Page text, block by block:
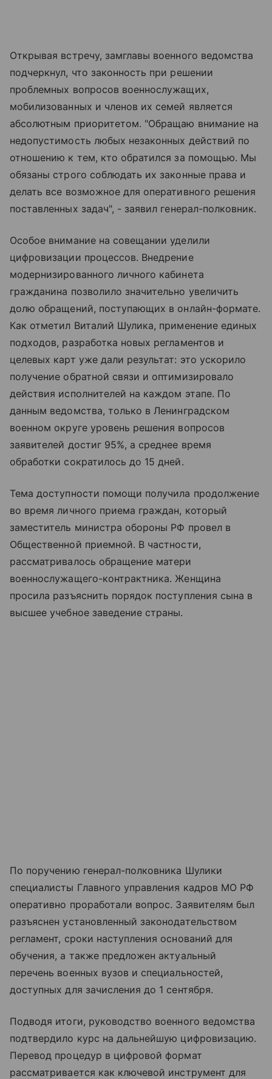
Открывая встречу, замглавы военного ведомства
подчеркнул, что законность при решении
проблемных вопросов военнослужащих,
мобилизованных и членов их семей является
абсолютным приоритетом. "Обращаю внимание на
недопустимость любых незаконных действий по
отношению к тем, кто обратился за помощью. Мы
обязаны строго соблюдать их законные права и
делать все возможное для оперативного решения
поставленных задач", - заявил генерал-полковник.
Особое внимание на совещании уделили
цифровизации процессов. Внедрение
модернизированного личного кабинета
гражданина позволило значительно увеличить
долю обращений, поступающих в онлайн-формате.
Как отметил Виталий Шулика, применение единых
подходов, разработка новых регламентов и
целевых карт уже дали результат: это ускорило
получение обратной связи и оптимизировало
действия исполнителей на каждом этапе. По
данным ведомства, только в Ленинградском
военном округе уровень решения вопросов
заявителей достиг 95%, а среднее время
обработки сократилось до 15 дней.
Тема доступности помощи получила продолжение
во время личного приема граждан, который
заместитель министра обороны РФ провел в
Общественной приемной. В частности,
рассматривалось обращение матери
военнослужащего-контрактника. Женщина
просила разъяснить порядок поступления сына в
высшее учебное заведение страны.
По поручению генерал-полковника Шулики
специалисты Главного управления кадров МО РФ
оперативно проработали вопрос. Заявителям был
разъяснен установленный законодательством
регламент, сроки наступления оснований для
обучения, а также предложен актуальный
перечень военных вузов и специальностей,
доступных для зачисления до 1 сентября.
Подводя итоги, руководство военного ведомства
подтвердило курс на дальнейшую цифровизацию.
Перевод процедур в цифровой формат
рассматривается как ключевой инструмент для